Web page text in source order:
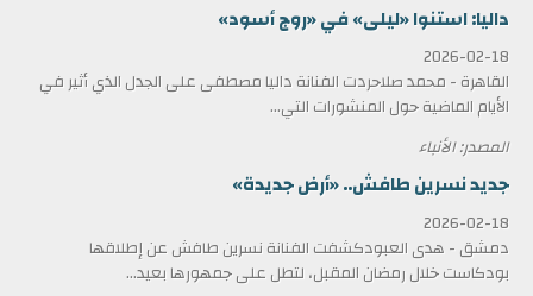
داليا: استنوا «ليلى» في «روج أسود»
2026-02-18
القاهرة - محمد صلاحردت الفنانة داليا مصطفى على الجدل الذي أثير في
الأيام الماضية حول المنشورات التي...
المصدر: الأنباء
جديد نسرين طافش.. «أرض جديدة»
2026-02-18
دمشق - هدى العبودكشفت الفنانة نسرين طافش عن إطلاقها
بودكاست خلال رمضان المقبل، لتطل على جمهورها بعيد...